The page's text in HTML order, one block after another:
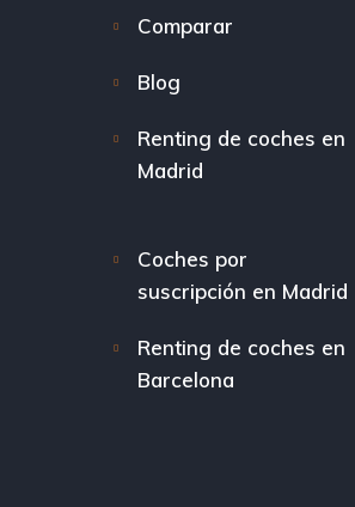
Comparar
Blog
Renting de coches en
Madrid
Coches por
suscripción en Madrid
Renting de coches en
Barcelona